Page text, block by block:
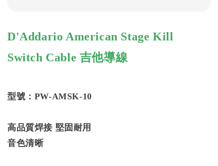
D'Addario American Stage Kill
Switch Cable 吉他導線
型號：PW-AMSK-10
高品質焊接 堅固耐用
音色清晰